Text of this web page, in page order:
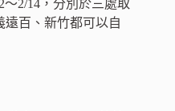
～2/14，分別於三處取
遠百、新竹都可以自